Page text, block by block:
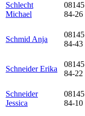
Schlecht
Michael
08145
84-26
Schmid Anja
08145
84-43
Schneider Erika
08145
84-22
Schneider
Jessica
08145
84-10